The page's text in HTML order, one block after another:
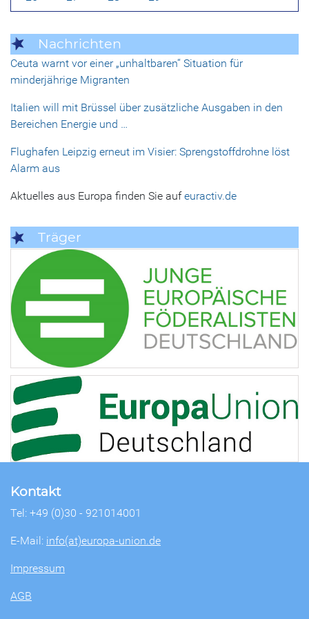
Nachrichten
Ceuta warnt vor einer „unhaltbaren“ Situation für
minderjährige Migranten
Italien will mit Brüssel über zusätzliche Ausgaben in den
Bereichen Energie und …
Flughafen Leipzig erneut im Visier: Sprengstoffdrohne löst
Alarm aus
Aktuelles aus Europa finden Sie aufeuractiv.de
Träger
Kontakt
Tel: +49 (0)30 - 921014001
E-Mail: info(at)europa-union.de
Impressum
AGB